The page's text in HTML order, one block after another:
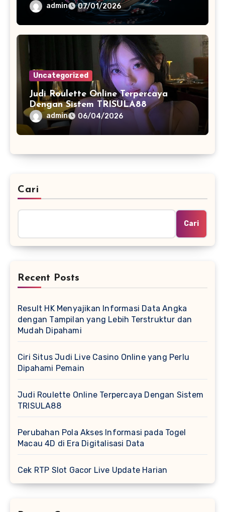
admin 07/01/2026
Uncategorized
Judi Roulette Online Terpercaya
Dengan Sistem TRISULA88
admin 06/04/2026
Cari
Cari
Recent Posts
Result HK Menyajikan Informasi Data Angka
dengan Tampilan yang Lebih Terstruktur dan
Mudah Dipahami
Ciri Situs Judi Live Casino Online yang Perlu
Dipahami Pemain
Judi Roulette Online Terpercaya Dengan Sistem
TRISULA88
Perubahan Pola Akses Informasi pada Togel
Macau 4D di Era Digitalisasi Data
Cek RTP Slot Gacor Live Update Harian